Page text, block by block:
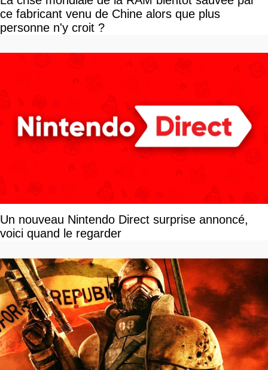
ce fabricant venu de Chine alors que plus
personne n'y croit ?
Un nouveau Nintendo Direct surprise annoncé,
voici quand le regarder